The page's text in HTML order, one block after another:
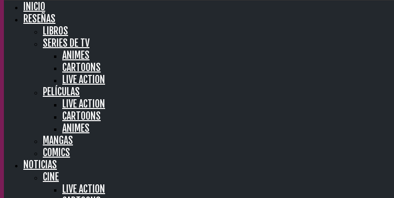
INICIO
RESEÑAS
LIBROS
SERIES DE TV
ANIMES
CARTOONS
LIVE ACTION
PELÍCULAS
LIVE ACTION
CARTOONS
ANIMES
MANGAS
COMICS
NOTICIAS
CINE
LIVE ACTION